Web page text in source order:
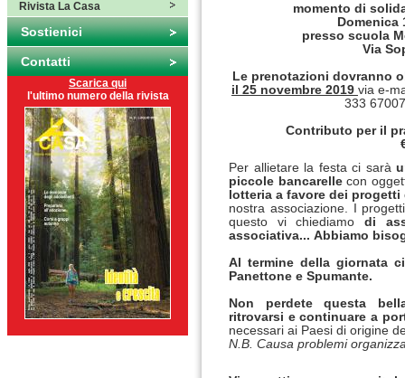
Rivista La Casa
Sostienici
Contatti
Scarica qui
l'ultimo numero della rivista
momento di
Domenica
presso scuola
Via
Le prenotazioni dovranno
il 25 novembre 2019 via e-
333
Contributo per il
Per allietare la festa ci sarà
piccole bancarellecon
lotteria a favore dei progetti
nostra associazione. I
questo vi chiediamo di
associativa... Abbiamo
Al termine della giornata
Panettone e Spumante.
Non perdete questa
ritrovarsi e continuare a
necessari ai Paesi di origine
N.B. Causa problemi